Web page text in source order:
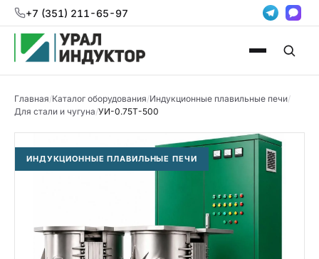
+7 (351) 211-65-97
Главная/Каталог оборудования/Индукционные плавильные печи/
Для стали и чугуна/УИ-0.75Т-500
ИНДУКЦИОННЫЕ ПЛАВИЛЬНЫЕ ПЕЧИ